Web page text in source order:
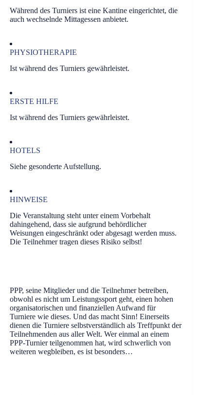
Während des Turniers ist eine Kantine eingerichtet, die
auch wechselnde Mittagessen anbietet.
PHYSIOTHERAPIE
Ist während des Turniers gewährleistet.
ERSTE HILFE
Ist während des Turniers gewährleistet.
HOTELS
Siehe gesonderte Aufstellung.
HINWEISE
Die Veranstaltung steht unter einem Vorbehalt
dahingehend, dass sie aufgrund behördlicher
Weisungen eingeschränkt oder abgesagt werden muss.
Die Teilnehmer tragen dieses Risiko selbst!
PPP, seine Mitglieder und die Teilnehmer betreiben,
obwohl es nicht um Leistungssport geht, einen hohen
organisatorischen und finanziellen Aufwand für
Turniere wie dieses. Und das macht Sinn! Einerseits
dienen die Turniere selbstverständlich als Treffpunkt der
Teilnehmenden aus aller Welt. Wer einmal an einem
PPP-Turnier teilgenommen hat, wird schwerlich von
weiteren wegbleiben, es ist besonders…